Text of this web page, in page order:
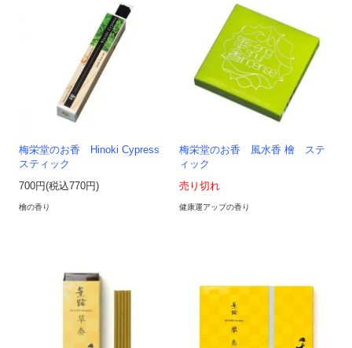
梅栄堂のお香 Hinoki Cypress
スティック
700円(税込770円)
檜の香り
梅栄堂のお香 風水香 檜 ステ
ィック
売り切れ
健康運アップの香り